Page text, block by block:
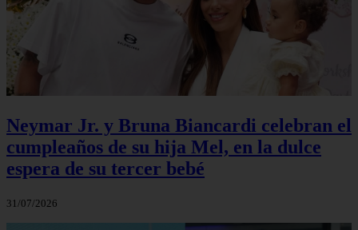
Neymar Jr. y Bruna Biancardi celebran el
cumpleaños de su hija Mel, en la dulce
espera de su tercer bebé
31/07/2026